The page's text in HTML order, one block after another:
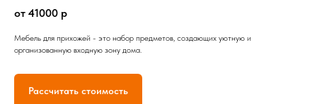
от 41000 р
Мебель для прихожей - это набор предметов, создающих уютную и
организованную входную зону дома.
Рассчитать стоимость